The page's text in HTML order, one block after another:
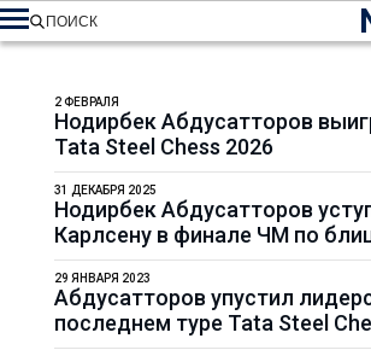
ПОИСК
Нодирбек Абдусатторов
Tata Steel Chess 2026
2 ФЕВРАЛЯ
Нодирбек Абдусатторов
Карлсену в финале ЧМ по
31 ДЕКАБРЯ 2025
Абдусатторов упустил
последнем туре Tata Steel
29 ЯНВАРЯ 2023